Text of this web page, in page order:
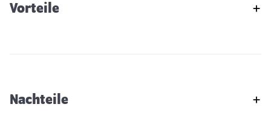
Vorteile
Nachteile